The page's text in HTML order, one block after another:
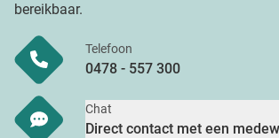
bereikbaar.
Telefoon
0478 - 557 300
Chat
Direct contact met een